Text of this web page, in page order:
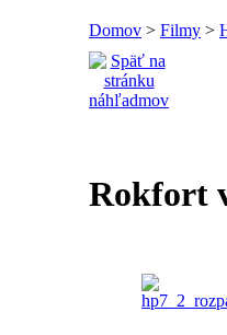
Domov > Filmy >
Rokfort